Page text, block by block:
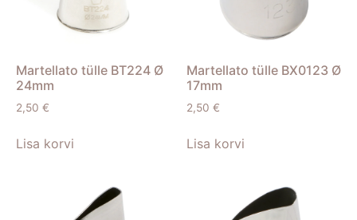
Martellato tülle BT224 Ø
24mm
2,50 €
Lisa korvi
Martellato tülle BX0123 Ø
17mm
2,50 €
Lisa korvi